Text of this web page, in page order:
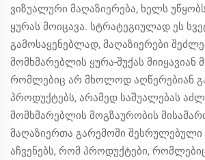
ვიზუალური მაღაზიერება, ხელს
ყურას მოიცავა. სტრატეგიულად ეს
გამოსაყენებლად, მაღაზიერები
მომხმარებლის ყურა-შუქას მიიყავიან
რომლებიც არ მხოლოდ აღწერებიან
პროდუქტებს, არამედ საშუალებას
მომხმარებლის მოგზაურობის
მაღაზიერთა გარემოში შესრულებული
აჩვენებს, რომ პროდუქტები,